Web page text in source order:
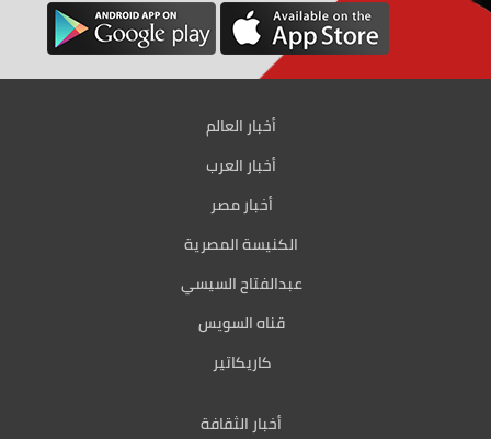
أخبار العالم
أخبار العرب
أخبار مصر
الكنيسة المصرية
عبدالفتاح السيسي
قناه السويس
كاريكاتير
أخبار الثقافة